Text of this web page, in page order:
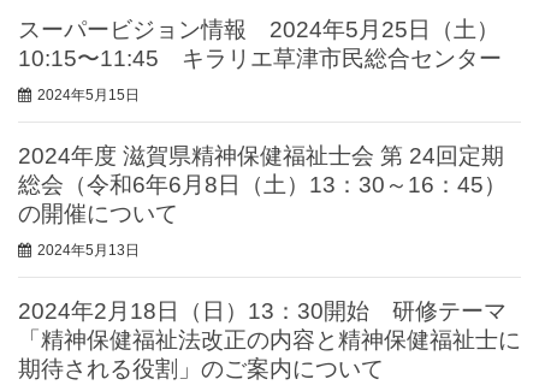
スーパービジョン情報 2024年5月25日（土）
10:15〜11:45 キラリエ草津市民総合センター
2024年5月15日
2024年度 滋賀県精神保健福祉士会 第 24回定期
総会（令和6年6月8日（土）13：30～16：45）
の開催について
2024年5月13日
2024年2月18日（日）13：30開始 研修テーマ
「精神保健福祉法改正の内容と精神保健福祉士に
期待される役割」のご案内について